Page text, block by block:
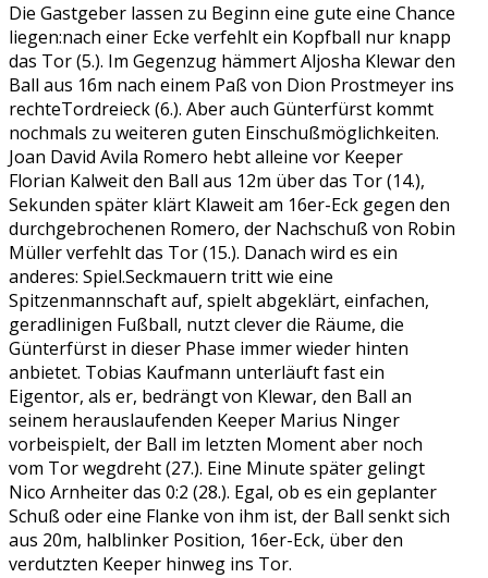
Die Gastgeber lassen zu Beginn eine gute eine Chance
liegen:nach einer Ecke verfehlt ein Kopfball nur knapp
das Tor (5.). Im Gegenzug hämmert Aljosha Klewar den
Ball aus 16m nach einem Paß von Dion Prostmeyer ins
rechteTordreieck (6.). Aber auch Günterfürst kommt
nochmals zu weiteren guten Einschußmöglichkeiten.
Joan David Avila Romero hebt alleine vor Keeper
Florian Kalweit den Ball aus 12m über das Tor (14.),
Sekunden später klärt Klaweit am 16er-Eck gegen den
durchgebrochenen Romero, der Nachschuß von Robin
Müller verfehlt das Tor (15.). Danach wird es ein
anderes: Spiel.Seckmauern tritt wie eine
Spitzenmannschaft auf, spielt abgeklärt, einfachen,
geradlinigen Fußball, nutzt clever die Räume, die
Günterfürst in dieser Phase immer wieder hinten
anbietet. Tobias Kaufmann unterläuft fast ein
Eigentor, als er, bedrängt von Klewar, den Ball an
seinem herauslaufenden Keeper Marius Ninger
vorbeispielt, der Ball im letzten Moment aber noch
vom Tor wegdreht (27.). Eine Minute später gelingt
Nico Arnheiter das 0:2 (28.). Egal, ob es ein geplanter
Schuß oder eine Flanke von ihm ist, der Ball senkt sich
aus 20m, halblinker Position, 16er-Eck, über den
verdutzten Keeper hinweg ins Tor.